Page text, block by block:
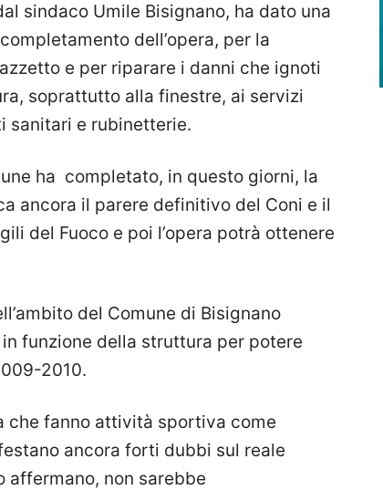
sindaco Umile Bisignano, ha dato una
dell’opera, per la
e per riparare i danni che ignoti
soprattutto alla finestre, ai servizi
sanitari e rubinetterie.
ha completato, in questo giorni, la
ancora il parere definitivo del Coni e il
del Fuoco e poi l’opera potrà ottenere
del Comune di Bisignano
funzione della struttura per potere
2010.
che fanno attività sportiva come
ancora forti dubbi sul reale
affermano, non sarebbe